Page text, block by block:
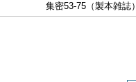
集密53-75（製本雑誌）